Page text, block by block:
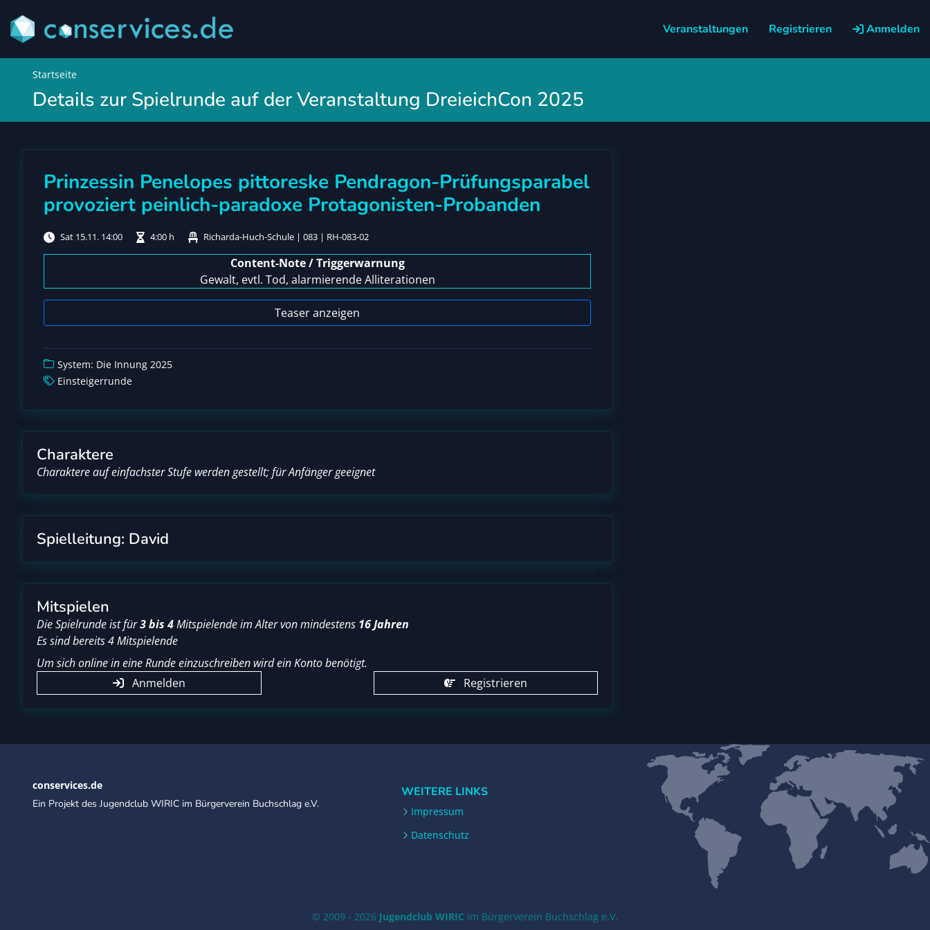
Veranstaltungen Registrieren Anmelden
Startseite
Details zur Spielrunde auf der Veranstaltung DreieichCon 2025
Prinzessin Penelopes pittoreske Pendragon-Prüfungsparabel
provoziert peinlich-paradoxe Protagonisten-Probanden
Sat 15.11. 14:00 4:00 h Richarda-Huch-Schule | 083 | RH-083-02
Content-Note / Triggerwarnung
Gewalt, evtl. Tod, alarmierende Alliterationen
Teaser anzeigen
System: Die Innung 2025
Einsteigerrunde
Charaktere
Charaktere auf einfachster Stufe werden gestellt; für Anfänger geeignet
Spielleitung: David
Mitspielen
Die Spielrunde ist für3 bis 4Mitspielende im Alter von mindestens 16 Jahren
Es sind bereits 4 Mitspielende
Um sich online in eine Runde einzuschreiben wird ein Konto benötigt.
Anmelden
Registrieren
conservices.de
Ein Projekt des Jugendclub WIRIC im Bürgerverein Buchschlag e.V.
WEITERE LINKS
Impressum
Datenschutz
© 2009 - 2026 Jugendclub WIRIC im Bürgerverein Buchschlag e.V.